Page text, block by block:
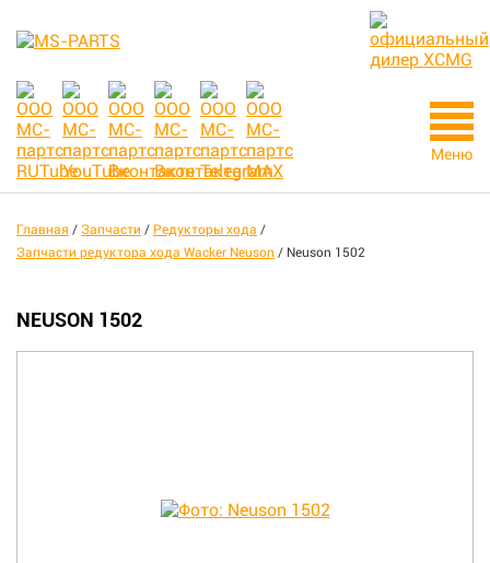
Меню
Главная / Запчасти / Редукторы хода /
Запчасти редуктора хода Wacker Neuson / Neuson 1502
NEUSON 1502